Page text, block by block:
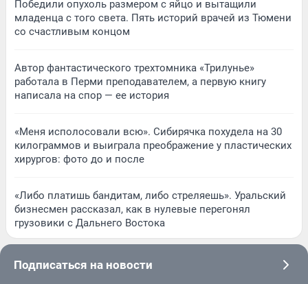
Победили опухоль размером с яйцо и вытащили
младенца с того света. Пять историй врачей из Тюмени
со счастливым концом
Автор фантастического трехтомника «Трилунье»
работала в Перми преподавателем, а первую книгу
написала на спор — ее история
«Меня исполосовали всю». Сибирячка похудела на 30
килограммов и выиграла преображение у пластических
хирургов: фото до и после
«Либо платишь бандитам, либо стреляешь». Уральский
бизнесмен рассказал, как в нулевые перегонял
грузовики с Дальнего Востока
Подписаться на новости